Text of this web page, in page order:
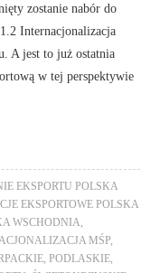
zostanie nabór do
Internacjonalizacja
A jest to już ostatnia
w tej perspektywie
EKSPORTU POLSKA
EKSPORTOWE POLSKA
WSCHODNIA
MŚP
,PODLASKIE